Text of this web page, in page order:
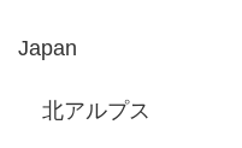
Japan
北アルプス